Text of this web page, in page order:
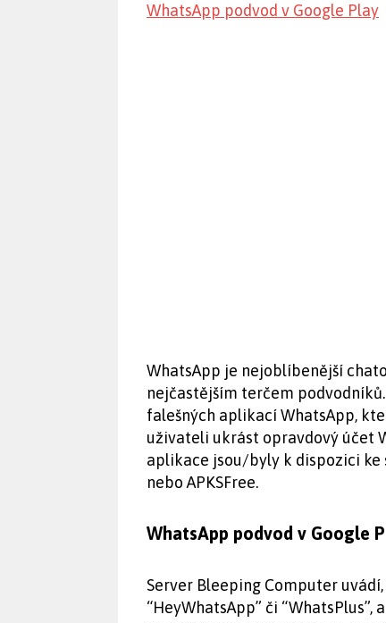
WhatsApp podvod v Google Play
WhatsApp je nejoblíbenější
nejčastějším terčem
falešných aplikací WhatsApp,
uživateli ukrást opravdový účet
aplikace jsou/byly k dispozici ke
nebo APKSFree.
WhatsApp podvod v Google
Server Bleeping Computer
“HeyWhatsApp” či